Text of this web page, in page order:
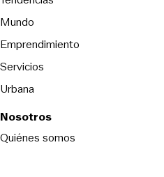
Mundo
Emprendimiento
Servicios
Urbana
Nosotros
Quiénes somos